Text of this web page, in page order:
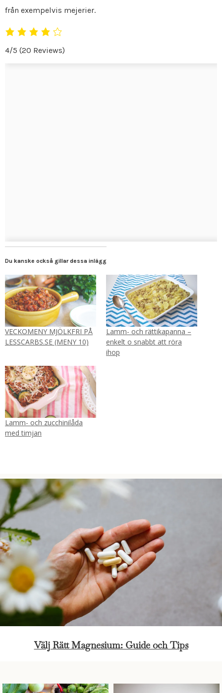
från exempelvis mejerier.
4/5 (20 Reviews)
Du kanske också gillar dessa inlägg
VECKOMENY MJÖLKFRI PÅ
LESSCARBS.SE (MENY 10)
Lamm- och rättikapanna –
enkelt o snabbt att röra
ihop
Lamm- och zucchinilåda
med timjan
Välj Rätt Magnesium: Guide och Tips